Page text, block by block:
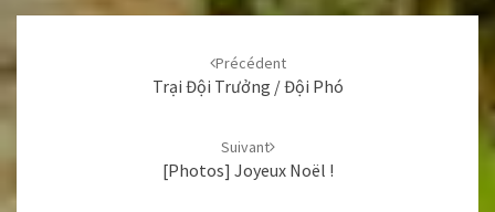
d'article
Précédent
Trại Đội Trưởng / Đội Phó
Suivant
[Photos] Joyeux Noël !